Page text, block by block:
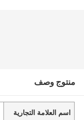
منتوج وصف
اسم العلامة التجارية